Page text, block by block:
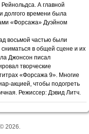
А главной
долгого времени была
«Форсажа» Дуэйном
восьмой частью были
в общей сцене и их
Джонсон писал
творческие
«Форсажа 9». Многие
акцией, чтобы подогреть
Режиссер: Дэвид Литч.
2026.